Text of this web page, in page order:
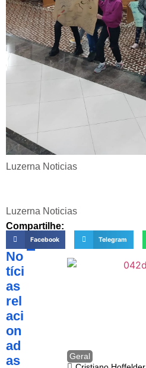
Luzerna Noticias
Luzerna Noticias
Compartilhe:
Facebook Telegram
No
tíci
as
rel
aci
on
ad
as
Geral